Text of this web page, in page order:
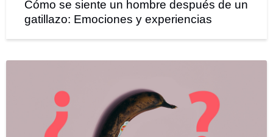
Cómo se siente un hombre después de un
gatillazo: Emociones y experiencias